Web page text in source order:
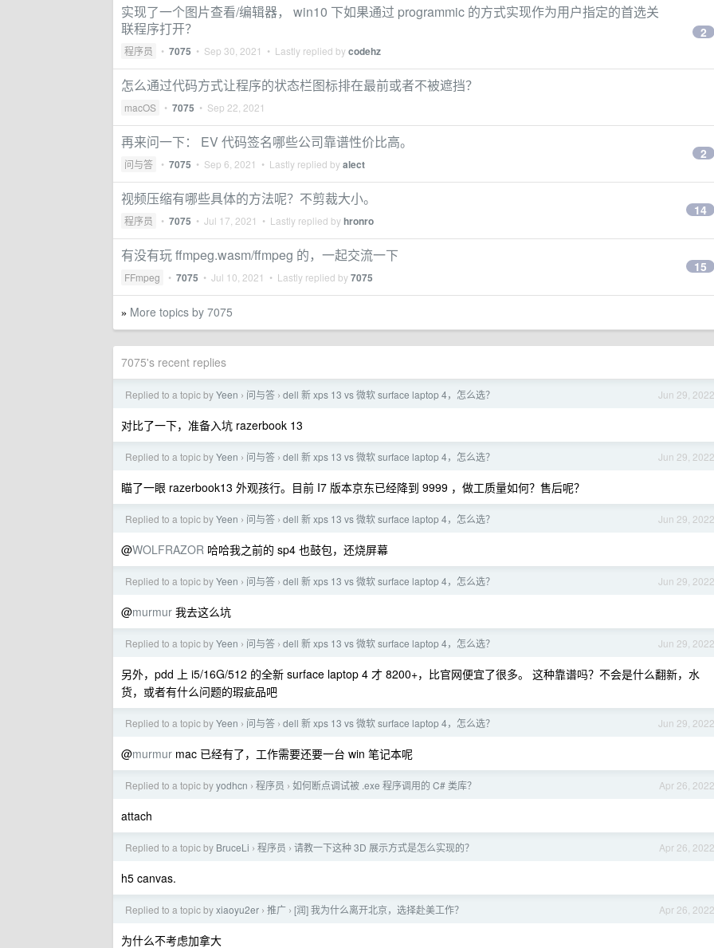
实现了一个图片查看/编辑器， win10 下如果通过 programmic 的方式实现作为用户指定的首选关
联程序打开？
程序员 • 7075 • Sep 30, 2021 • Lastly replied bycodehz
2
怎么通过代码方式让程序的状态栏图标排在最前或者不被遮挡？
macOS • 7075 • Sep 22, 2021
再来问一下： EV 代码签名哪些公司靠谱性价比高。
问与答 • 7075 • Sep 6, 2021 • Lastly replied byalect
2
视频压缩有哪些具体的方法呢？不剪裁大小。
程序员 • 7075 • Jul 17, 2021 • Lastly replied byhronro
14
有没有玩 ffmpeg.wasm/ffmpeg 的，一起交流一下
FFmpeg • 7075 • Jul 10, 2021 • Lastly replied by7075
15
» More topics by 7075
7075's recent replies
Jun 29, 2022
Replied to a topic byYeen › 问与答 › dell 新 xps 13 vs 微软 surface laptop 4，怎么选？
对比了一下，准备入坑 razerbook 13
Jun 29, 2022
Replied to a topic byYeen › 问与答 › dell 新 xps 13 vs 微软 surface laptop 4，怎么选？
瞄了一眼 razerbook13 外观孩行。目前 I7 版本京东已经降到 9999 ，做工质量如何？售后呢？
Jun 29, 2022
Replied to a topic byYeen › 问与答 › dell 新 xps 13 vs 微软 surface laptop 4，怎么选？
@WOLFRAZOR 哈哈我之前的 sp4 也鼓包，还烧屏幕
Jun 29, 2022
Replied to a topic byYeen › 问与答 › dell 新 xps 13 vs 微软 surface laptop 4，怎么选？
@murmur 我去这么坑
Jun 29, 2022
Replied to a topic byYeen › 问与答 › dell 新 xps 13 vs 微软 surface laptop 4，怎么选？
另外，pdd 上 i5/16G/512 的全新 surface laptop 4 才 8200+，比官网便宜了很多。 这种靠谱吗？不会是什么翻新，水
货，或者有什么问题的瑕疵品吧
Jun 29, 2022
Replied to a topic byYeen › 问与答 › dell 新 xps 13 vs 微软 surface laptop 4，怎么选？
@murmur mac 已经有了，工作需要还要一台 win 笔记本呢
Apr 26, 2022
Replied to a topic byyodhcn › 程序员 › 如何断点调试被 .exe 程序调用的 C# 类库？
attach
Apr 26, 2022
Replied to a topic by BruceLi › 程序员 › 请教一下这种 3D 展示方式是怎么实现的？
h5 canvas.
Apr 26, 2022
Replied to a topic byxiaoyu2er › 推广 › [润] 我为什么离开北京，选择赴美工作？
为什么不考虑加拿大